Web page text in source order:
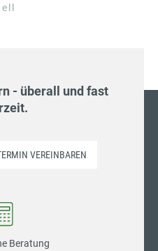
- überall und fast
VEREINBAREN
Beratung